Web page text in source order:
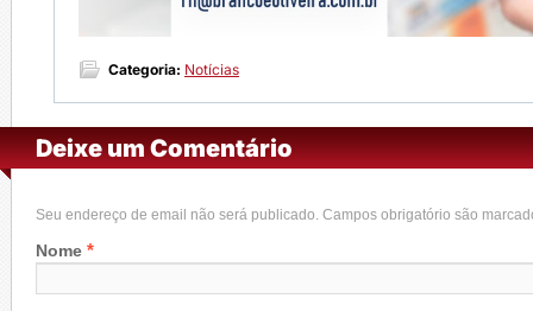
Categoria: Notícias
Deixe um Comentário
Seu endereço de email não será publicado. Campos obrigatório são
Nome *